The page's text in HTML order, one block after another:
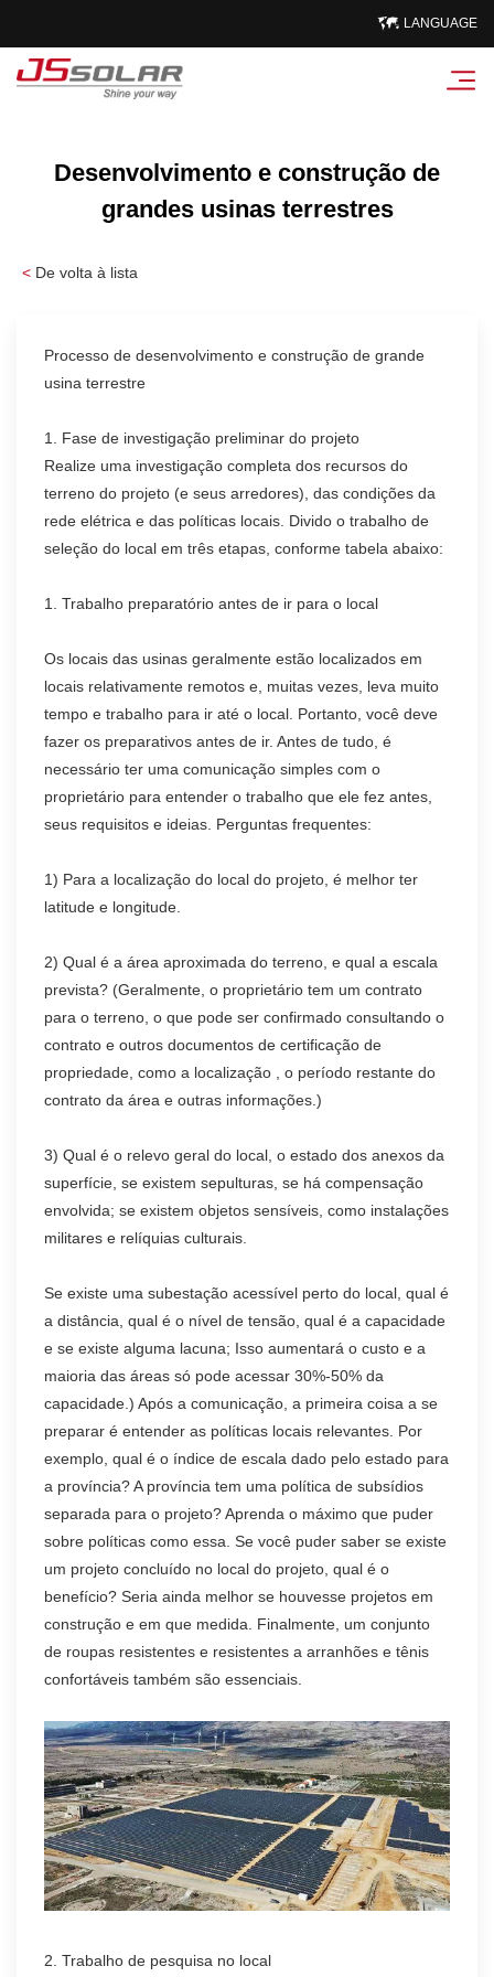
LANGUAGE
Desenvolvimento e construção de
grandes usinas terrestres
< De volta à lista
Processo de desenvolvimento e construção de grande
usina terrestre
1. Fase de investigação preliminar do projeto
Realize uma investigação completa dos recursos do
terreno do projeto (e seus arredores), das condições da
rede elétrica e das políticas locais. Divido o trabalho de
seleção do local em três etapas, conforme tabela abaixo:
1. Trabalho preparatório antes de ir para o local
Os locais das usinas geralmente estão localizados em
locais relativamente remotos e, muitas vezes, leva muito
tempo e trabalho para ir até o local. Portanto, você deve
fazer os preparativos antes de ir. Antes de tudo, é
necessário ter uma comunicação simples com o
proprietário para entender o trabalho que ele fez antes,
seus requisitos e ideias. Perguntas frequentes:
1) Para a localização do local do projeto, é melhor ter
latitude e longitude.
2) Qual é a área aproximada do terreno, e qual a escala
prevista? (Geralmente, o proprietário tem um contrato
para o terreno, o que pode ser confirmado consultando o
contrato e outros documentos de certificação de
propriedade, como a localização , o período restante do
contrato da área e outras informações.)
3) Qual é o relevo geral do local, o estado dos anexos da
superfície, se existem sepulturas, se há compensação
envolvida; se existem objetos sensíveis, como instalações
militares e relíquias culturais.
Se existe uma subestação acessível perto do local, qual é
a distância, qual é o nível de tensão, qual é a capacidade
e se existe alguma lacuna; Isso aumentará o custo e a
maioria das áreas só pode acessar 30%-50% da
capacidade.) Após a comunicação, a primeira coisa a se
preparar é entender as políticas locais relevantes. Por
exemplo, qual é o índice de escala dado pelo estado para
a província? A província tem uma política de subsídios
separada para o projeto? Aprenda o máximo que puder
sobre políticas como essa. Se você puder saber se existe
um projeto concluído no local do projeto, qual é o
benefício? Seria ainda melhor se houvesse projetos em
construção e em que medida. Finalmente, um conjunto
de roupas resistentes e resistentes a arranhões e tênis
confortáveis também são essenciais.
2. Trabalho de pesquisa no local